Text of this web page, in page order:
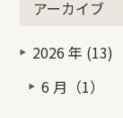
アーカイブ
2026 年 (13)
6 月（1）